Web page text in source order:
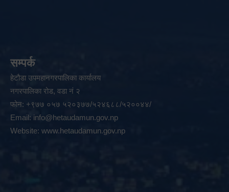
सम्पर्क
हेटौडा उपमहानगरपालिका कार्यालय
नगरपालिका रोड, वडा नं २
फोन: +९७७ ०५७ ५२०३७७/५२४६८८/५२००४४/
Email: info@hetaudamun.gov.np
Website: www.hetaudamun.gov.np